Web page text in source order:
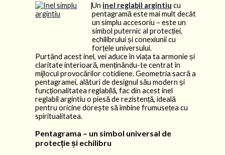
|Un inel reglabil argintiu cu
pentagramă este mai mult decât
un simplu accesoriu – este un
simbol puternic al protecției,
echilibrului și conexiunii cu
forțele universului.
Purtând acest inel, vei aduce în viața ta armonie și
claritate interioară, menținându-te centrat în
mijlocul provocărilor cotidiene. Geometria sacră a
pentagramei, alături de designul său modern și
funcționalitatea reglabilă, fac din acest inel
reglabil argintiu o piesă de rezistență, ideală
pentru oricine dorește să îmbine frumusețea cu
spiritualitatea.
Pentagrama – un simbol universal de
protecție și echilibru